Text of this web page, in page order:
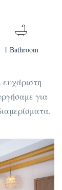
1 Bathroom
για